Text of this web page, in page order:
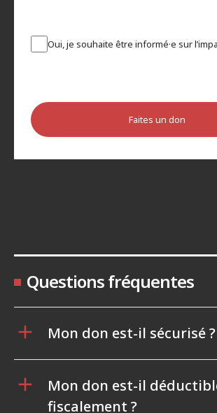
Oui, je souhaite être informé·e sur
Faites un don
Questions fréquentes
Mon don est-il sécurisé ?
Mon don est-il
fiscalement ?